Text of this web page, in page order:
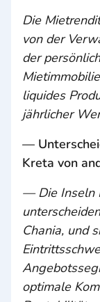
Die
von der
der
liquides
jährlicher
—
Kreta von
— Die Inseln
Chania, und
optimale